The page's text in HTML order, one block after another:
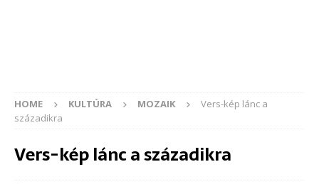
HOME KULTÚRA MOZAIK
Vers-kép lánc a
századikra
Vers-kép lánc a századikra